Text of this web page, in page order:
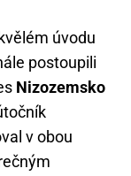
úvodu
postoupili
Nizozemsko
v obou